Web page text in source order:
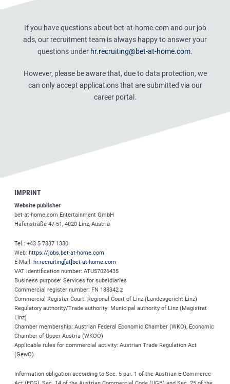
If you have questions about bet-at-home.com and our job
ads, our recruitment team is always happy to answer your
questions under hr.recruiting@bet-at-home.com.
However, please be aware that, due to data protection, we
can only accept applications that are submitted via our
career portal.
IMPRINT
Website publisher
bet-at-home.com Entertainment GmbH
Hafenstraße 47-51, 4020 Linz, Austria
Tel.: +43 5 7337 1330
Web: https://jobs.bet-at-home.com
E-Mail: hr.recruiting[at]bet-at-home.com
VAT identification number: ATU57026435
Business purpose: Services for subsidiaries
Commercial register number: FN 188342 z
Commercial Register Court: Regional Court of Linz (Landesgericht Linz)
Regulatory authority/Trade authority: Municipal authority of Linz (Magistrat
Linz)
Chamber membership: Austrian Federal Economic Chamber (WKO), Economic
Chamber of Upper Austria (WKOÖ)
Applicable rules for commercial activity: Austrian Trade Regulation Act
(GewO)
Information obligation according to Sec. 5 par. 1 of the Austrian E-Commerce